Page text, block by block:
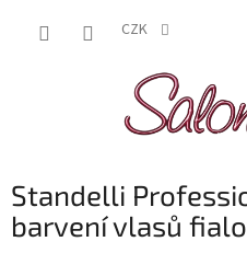
CZK
Standelli
barvení vlasů